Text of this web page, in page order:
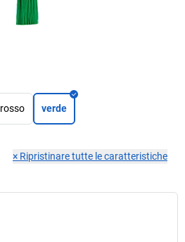
rosso verde
× Ripristinare tutte le caratteristiche